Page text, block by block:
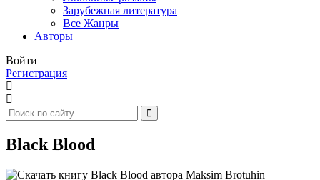
Зарубежная литература
Все Жанры
Авторы
Войти
Регистрация
Black Blood